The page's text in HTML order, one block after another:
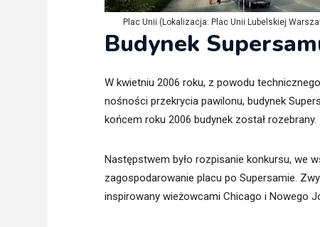
Plac Unii (Lokalizacja: Plac Unii Lubelskiej
Budynek
W kwietniu 2006 roku, z powodu
nośności przekrycia pawilonu, budynek
końcem roku 2006 budynek został rozebrany.
Następstwem było rozpisanie konkursu, we
zagospodarowanie placu po Supersamie.
inspirowany wieżowcami Chicago i Nowego